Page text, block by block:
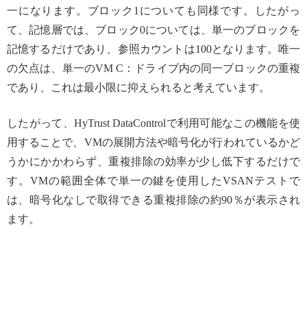
一になります。ブロック1についても同様です。したがっ
て、記憶層では、ブロック0については、単一のブロックを
記憶するだけであり、参照カウントは100となります。唯一
の欠点は、単一のVM C：ドライブ内の同一ブロックの重複
であり、これは最小限に抑えられると考えています。
したがって、HyTrust DataControlで利用可能なこの機能を使
用することで、VMの展開方法や暗号化が行われているかど
うかにかかわらず、重複排除の効率が少し低下するだけで
す。VMの範囲全体で単一の鍵を使用したVSANテストで
は、暗号化なしで取得できる重複排除の約90％が表示され
ます。